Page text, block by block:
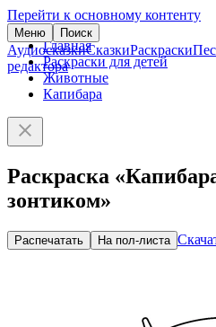
Перейти к основному контенту
Меню Поиск
АудиосказкиСказкиРаскраски
редактора
Главная
Раскраски для детей
Животные
Капибара
Раскраска
зонтиком»
Распечатать На пол-листа